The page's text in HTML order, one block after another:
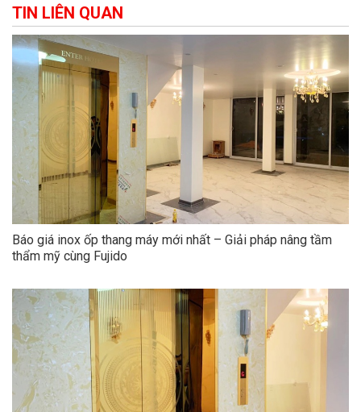
TIN LIÊN QUAN
Báo giá inox ốp thang máy mới nhất – Giải pháp nâng tầm
thẩm mỹ cùng Fujido